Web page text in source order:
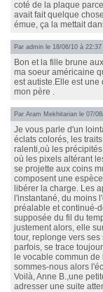
coté de la plaque
avait fait quelque
émue, ça la mettait
Par admin le 18/06/10 à 22:37
Bon et la fille brune
ma soeur américaine
est autiste.Elle est
mon père .
Par Aram Mekhitarian le 07/
Je vous parle d'un
éclats colorés, les
ralenti,où les
où les pixels altérant
se projette aux coins
composent une
libérer la charge. Les
l'instantané, du moins
préalable et continué-
supposée du fil du
justement alors, elle
tour, replonge vers
parfois, se trace
le vocable commun
sommes-nous alors
Voilà, Anne B.,une
adresser une suite